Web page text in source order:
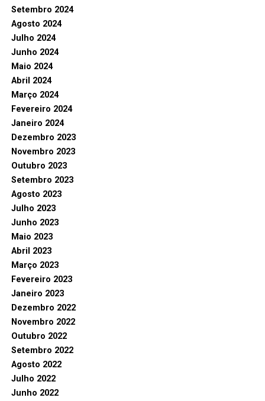
Setembro 2024
Agosto 2024
Julho 2024
Junho 2024
Maio 2024
Abril 2024
Março 2024
Fevereiro 2024
Janeiro 2024
Dezembro 2023
Novembro 2023
Outubro 2023
Setembro 2023
Agosto 2023
Julho 2023
Junho 2023
Maio 2023
Abril 2023
Março 2023
Fevereiro 2023
Janeiro 2023
Dezembro 2022
Novembro 2022
Outubro 2022
Setembro 2022
Agosto 2022
Julho 2022
Junho 2022